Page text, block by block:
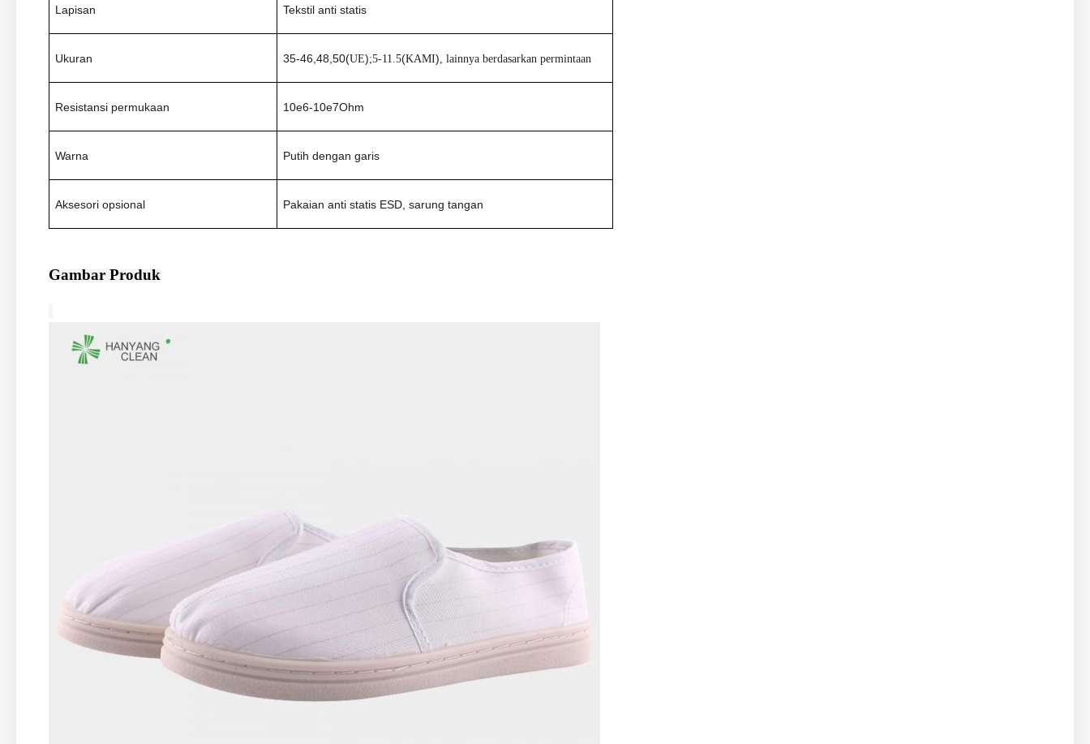
Lapisan Tekstil anti statis
Ukuran 35-46,48,50(UE);5-11.5(KAMI), lainnya berdasarkan permintaan
Resistansi permukaan 10e6-10e7Ohm
Warna Putih dengan garis
Aksesori opsional Pakaian anti statis ESD, sarung tangan
Gambar Produk